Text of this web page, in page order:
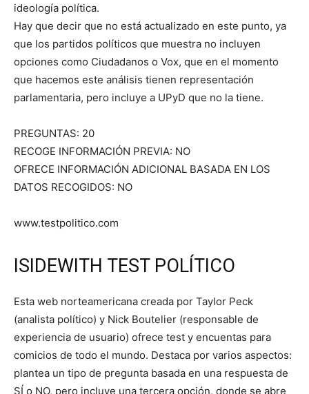
ideología política.
Hay que decir que no está actualizado en este punto, ya
que los partidos políticos que muestra no incluyen
opciones como Ciudadanos o Vox, que en el momento
que hacemos este análisis tienen representación
parlamentaria, pero incluye a UPyD que no la tiene.
PREGUNTAS: 20
RECOGE INFORMACIÓN PREVIA: NO
OFRECE INFORMACIÓN ADICIONAL BASADA EN LOS
DATOS RECOGIDOS: NO
www.testpolitico.com
ISIDEWITH TEST POLÍTICO
Esta web norteamericana creada por Taylor Peck
(analista político) y Nick Boutelier (responsable de
experiencia de usuario) ofrece test y encuentas para
comicios de todo el mundo. Destaca por varios aspectos:
plantea un tipo de pregunta basada en una respuesta de
SÍ o NO, pero incluye una tercera opción, donde se abre